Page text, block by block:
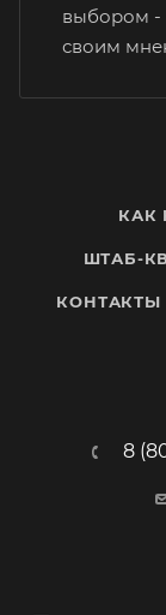
выбором -
своим
КАК
ШТАБ-
КОНТАКТЫ
8